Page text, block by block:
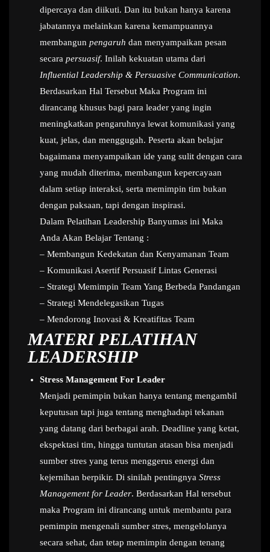
dipercaya dan diikuti. Dan itu bukan hanya karena
jabatannya melainkan karena kemampuannya
membangun pengaruh dan menyampaikan pesan
secara persuasif. Inilah kekuatan utama dari
Influential Leadership & Persuasive Communication.
Berdasarkan Hal Tersebut Maka Program ini
dirancang khusus bagi para leader yang ingin
meningkatkan pengaruhnya lewat komunikasi yang
kuat, jelas, dan menggugah. Peserta akan belajar
bagaimana menyampaikan ide yang sulit dengan cara
yang mudah diterima, membangun kepercayaan
dalam setiap interaksi, serta memimpin tim bukan
dengan paksaan, tapi dengan inspirasi.
Dalam Pelatihan Leadership Banyumas ini Maka
Anda Akan Belajar Tentang :
– Membangun Kedekatan dan Kenyamanan Team
– Komunikasi Asertif Persuasif Lintas Generasi
– Strategi Memimpin Team Yang Berbeda Pandangan
– Strategi Mendelegasikan Tugas
– Mendorong Inovasi & Kreatifitas Team
MATERI PELATIHAN
LEADERSHIP
Stress Management For Leader
Menjadi pemimpin bukan hanya tentang mengambil
keputusan tapi juga tentang menghadapi tekanan
yang datang dari berbagai arah. Deadline yang ketat,
ekspektasi tim, hingga tuntutan atasan bisa menjadi
sumber stres yang terus menggerus energi dan
kejernihan berpikir. Di sinilah pentingnya Stress
Management for Leader. Berdasarkan Hal tersebut
maka Program ini dirancang untuk membantu para
pemimpin mengenali sumber stres, mengelolanya
secara sehat, dan tetap memimpin dengan tenang